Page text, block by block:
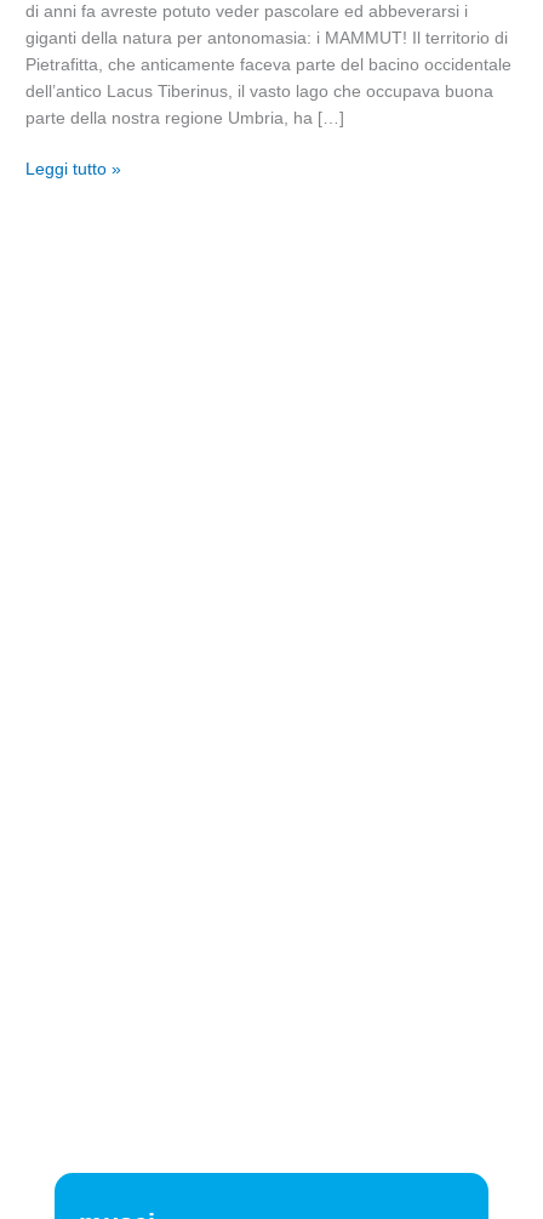
di anni fa avreste potuto veder pascolare ed abbeverarsi i
giganti della natura per antonomasia: i MAMMUT! Il territorio di
Pietrafitta, che anticamente faceva parte del bacino occidentale
dell’antico Lacus Tiberinus, il vasto lago che occupava buona
parte della nostra regione Umbria, ha […]
Leggi tutto »